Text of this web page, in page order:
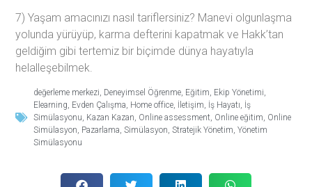
7) Yaşam amacınızı nasıl tariflersiniz? Manevi olgunlaşma
yolunda yürüyüp, karma defterini kapatmak ve Hakk’tan
geldiğim gibi tertemiz bir biçimde dünya hayatıyla
helalleşebilmek.
değerleme merkezi, Deneyimsel Öğrenme, Eğitim, Ekip Yönetimi,
Elearning, Evden Çalışma, Home office, İletişim, İş Hayatı, İş
Simülasyonu, Kazan Kazan, Online assessment, Online eğitim, Online
Simülasyon, Pazarlama,Simülasyon,Stratejik Yönetim,Yönetim
Simülasyonu